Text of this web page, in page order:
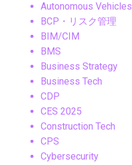
Autonomous Vehicles
BCP・リスク管理
BIM/CIM
BMS
Business Strategy
Business Tech
CDP
CES 2025
Construction Tech
CPS
Cybersecurity